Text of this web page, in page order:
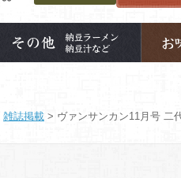
雑誌掲載 > ヴァンサンカン11月号 二